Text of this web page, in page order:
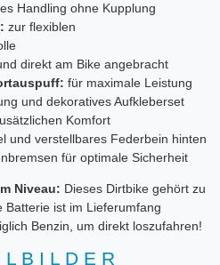
Handling ohne Kupplung
zur flexiblen
direkt am Bike angebracht
für maximale Leistung
und dekoratives Aufkleberset
Komfort
und verstellbares Federbein hinten
für optimale Sicherheit
Niveau: Dieses Dirtbike gehört zu
Batterie ist im Lieferumfang
Benzin, um direkt loszufahren!
L B I L D E R